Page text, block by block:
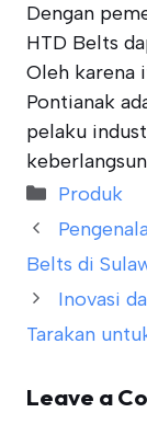
Dengan
HTD Belts
Oleh karena
Pontianak
pelaku
Categories
Produk
Belts di
Inovasi
Tarakan
Leave a